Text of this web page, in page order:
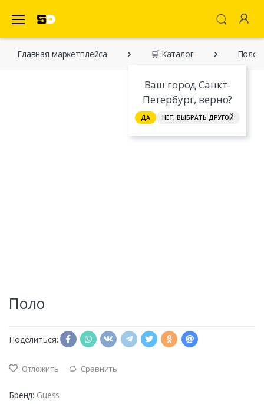
Ваш город Санкт-
Петербург, верно?
ДА НЕТ, ВЫБРАТЬ ДРУГОЙ
Главная марĸетплейса 🛒 Каталог Поло
Поло
Поделиться:
Отложить Сравнить
Бренд: Guess